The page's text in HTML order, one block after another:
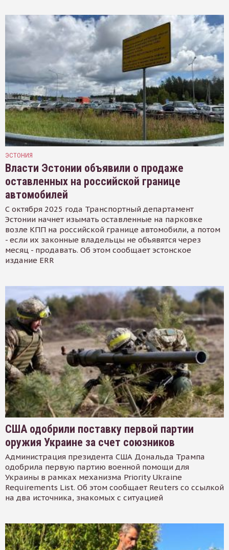
ЭСТОНИЯ
Власти Эстонии объявили о продаже
оставленных на российской границе
автомобилей
С октября 2025 года Транспортный департамент
Эстонии начнет изымать оставленные на парковке
возле КПП на российской границе автомобили, а потом
- если их законные владельцы не объявятся через
месяц - продавать. Об этом сообщает эстонское
издание ERR
США одобрили поставку первой партии
оружия Украине за счет союзников
Администрация президента США Дональда Трампа
одобрила первую партию военной помощи для
Украины в рамках механизма Priority Ukraine
Requirements List. Об этом сообщает Reuters со ссылкой
на два источника, знакомых с ситуацией